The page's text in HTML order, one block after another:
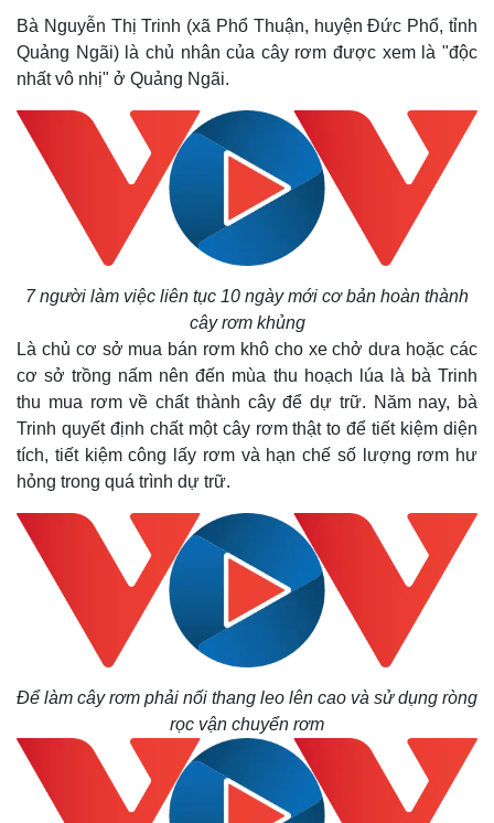
Bà Nguyễn Thị Trinh (xã Phổ Thuận, huyện Đức Phổ, tỉnh
Quảng Ngãi) là chủ nhân của cây rơm được xem là "độc
nhất vô nhị" ở Quảng Ngãi.
7 người làm việc liên tục 10 ngày mới cơ bản hoàn thành
cây rơm khủng
Là chủ cơ sở mua bán rơm khô cho xe chở dưa hoặc các
cơ sở trồng nấm nên đến mùa thu hoạch lúa là bà Trinh
thu mua rơm về chất thành cây để dự trữ. Năm nay, bà
Trinh quyết định chất một cây rơm thật to để tiết kiệm diện
tích, tiết kiệm công lấy rơm và hạn chế số lượng rơm hư
hỏng trong quá trình dự trữ.
Để làm cây rơm phải nối thang leo lên cao và sử dụng ròng
rọc vận chuyển rơm